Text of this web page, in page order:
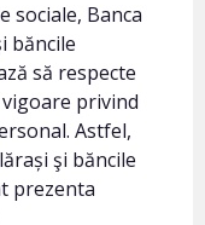
sociale, Banca
băncile
să respecte
privind
Astfel,
şi băncile
prezenta